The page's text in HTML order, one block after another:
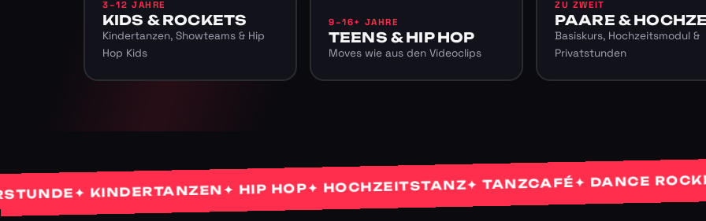
3–12 JAHRE
KIDS & ROCKETS
Kindertanzen, Showteams & Hip
Hop Kids
9–16+ JAHRE
TEENS & HIP HOP
Moves wie aus den Videoclips
ZU ZWEIT
PAARE &
Basiskurs, Hochzeitsmodul &
Privatstunden
✦ KINDERTANZEN✦ HIP HOP✦ HOCHZEITSTANZ✦ TANZCAFÉ✦ DANCE ROCKETS✦